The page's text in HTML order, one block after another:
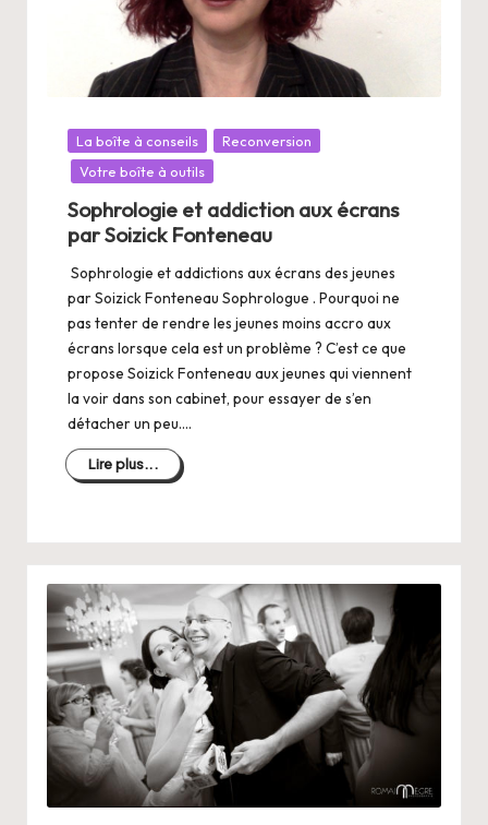
Posté
dans
La boîte à conseils
Reconversion
Votre boîte à outils
Sophrologie et addiction aux écrans
par Soizick Fonteneau
Sophrologie et addictions aux écrans des jeunes
par Soizick Fonteneau Sophrologue . Pourquoi ne
pas tenter de rendre les jeunes moins accro aux
écrans lorsque cela est un problème ? C’est ce que
propose Soizick Fonteneau aux jeunes qui viennent
la voir dans son cabinet, pour essayer de s’en
détacher un peu.…
Lire plus...